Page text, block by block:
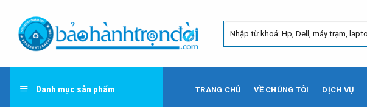
content
Danh mục sản phẩm TRANG CHỦ VỀ CHÚNG TÔI DỊCH VỤ